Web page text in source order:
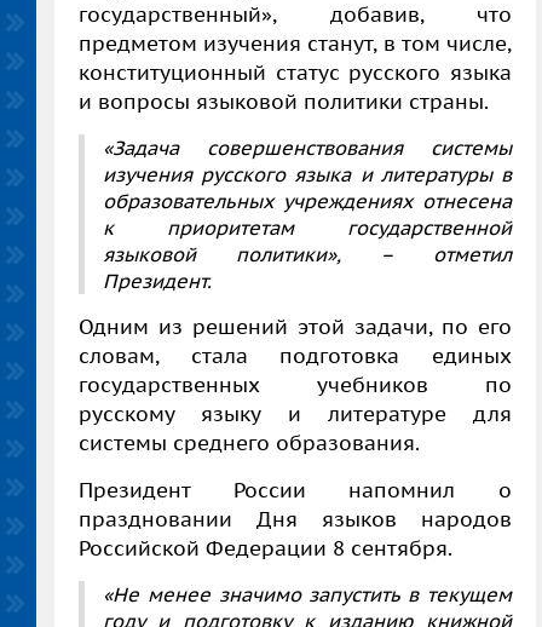
государственный», добавив, что
предметом изучения станут, в том числе,
конституционный статус русского языка
и вопросы языковой политики страны.
«Задача совершенствования системы
изучения русского языка и литературы в
образовательных учреждениях отнесена
к приоритетам государственной
языковой политики», – отметил
Президент.
Одним из решений этой задачи, по его
словам, стала подготовка единых
государственных учебников по
русскому языку и литературе для
системы среднего образования.
Президент России напомнил о
праздновании Дня языков народов
Российской Федерации 8 сентября.
«Не менее значимо запустить в текущем
году и подготовку к изданию книжной